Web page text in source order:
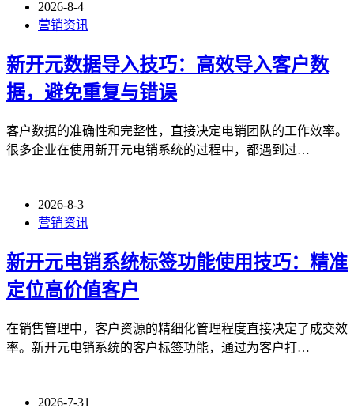
2026-8-4
营销资讯
新开元数据导入技巧：高效导入客户数
据，避免重复与错误
客户数据的准确性和完整性，直接决定电销团队的工作效率。
很多企业在使用新开元电销系统的过程中，都遇到过…
2026-8-3
营销资讯
新开元电销系统标签功能使用技巧：精准
定位高价值客户
在销售管理中，客户资源的精细化管理程度直接决定了成交效
率。新开元电销系统的客户标签功能，通过为客户打…
2026-7-31